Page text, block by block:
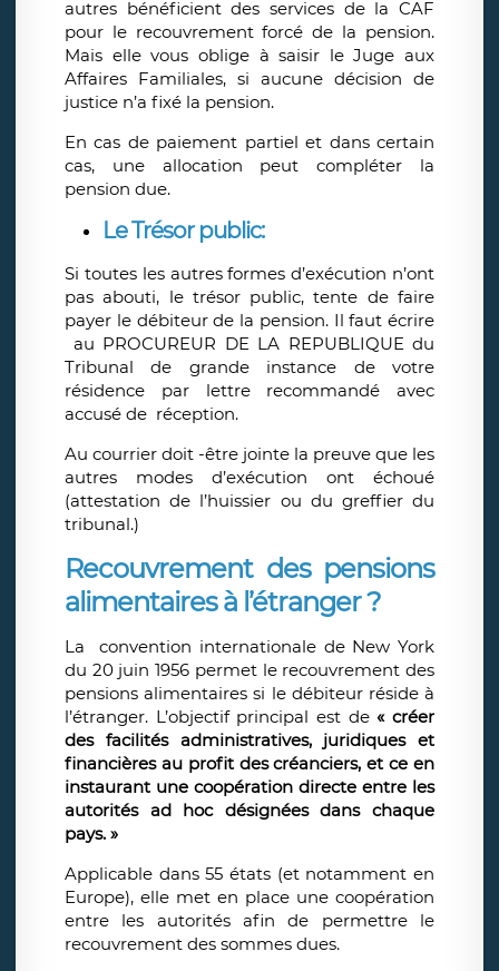
autres bénéficient des services de la CAF
pour le recouvrement forcé de la pension.
Mais elle vous oblige à saisir le Juge aux
Affaires Familiales, si aucune décision de
justice n’a fixé la pension.
En cas de paiement partiel et dans certain
cas, une allocation peut compléter la
pension due.
Le Trésor public:
Si toutes les autres formes d’exécution n’ont
pas abouti, le trésor public, tente de faire
payer le débiteur de la pension. Il faut écrire
au PROCUREUR DE LA REPUBLIQUE du
Tribunal de grande instance de votre
résidence par lettre recommandé avec
accusé de réception.
Au courrier doit -être jointe la preuve que les
autres modes d’exécution ont échoué
(attestation de l’huissier ou du greffier du
tribunal.)
Recouvrement des pensions
alimentaires à l’étranger ?
La convention internationale de New York
du 20 juin 1956 permet le recouvrement des
pensions alimentaires si le débiteur réside à
l’étranger. L’objectif principal est de« créer
des facilités administratives, juridiques et
financières au profit des créanciers, et ce en
instaurant une coopération directe entre les
autorités ad hoc désignées dans chaque
pays. »
Applicable dans 55 états (et notamment en
Europe), elle met en place une coopération
entre les autorités afin de permettre le
recouvrement des sommes dues.